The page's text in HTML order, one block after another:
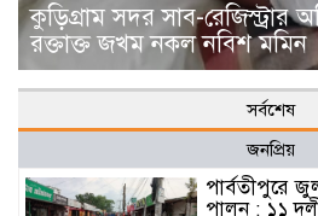
কুড়িগ্রাম সদর সাব-রেজিস্ট্রার
রক্তাক্ত জখম নকল নবিশ মমিন
সর্বশেষ
জনপ্রিয়
পার্বতীপুরে
পালন : ১১